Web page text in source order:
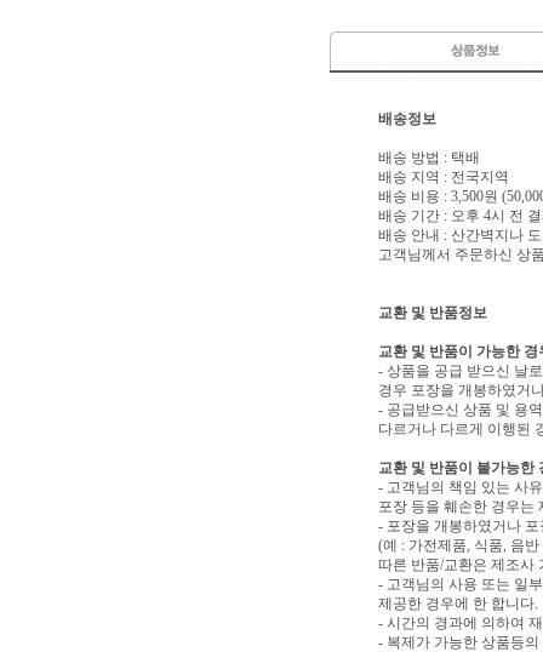
배송정보
배송 방법 : 택배
배송 지역 : 전국지역
배송 비용 : 3,500원
배송 기간 : 오후 4시 전
배송 안내 : 산간벽지나
고객님께서 주문하신 상
교환 및 반품정보
교환 및 반품이 가능한 경
- 상품을 공급 받으신 날
경우 포장을 개봉하였거
- 공급받으신 상품 및 용
다르거나 다르게 이행된
교환 및 반품이 불가능한
- 고객님의 책임 있는 사
포장 등을 훼손한 경우는
- 포장을 개봉하였거나
(예 : 가전제품, 식품, 음
따른 반품/교환은 제조사
- 고객님의 사용 또는 일
제공한 경우에 한 합니다.
- 시간의 경과에 의하여
- 복제가 가능한 상품등